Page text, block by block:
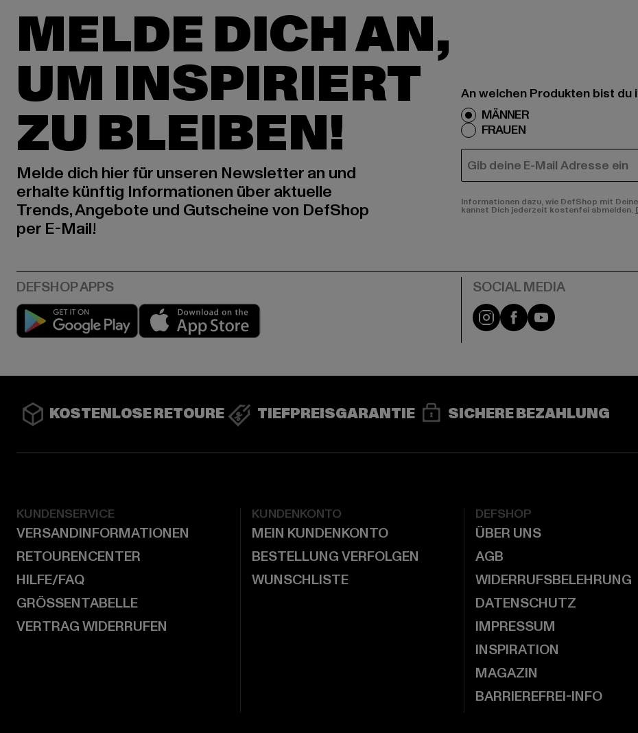
MELDE DICH AN,
UM INSPIRIERT
ZU BLEIBEN!
Melde dich hier für unseren Newsletter an und
erhalte künftig Informationen über aktuelle
Trends, Angebote und Gutscheine von DefShop
per E-Mail!
An welchen Produkten bist
MÄNNER
FRAUEN
E-MAIL
Informationen dazu, wie DefShop mit
kannst Dich jederzeit kostenfei abmelden.
Play market Instagram
FacebookYouTube
KOSTENLOSE RETOURE TIEFPREISGARANTIE SICHERE BEZAHLUNG
KUNDENSERVICE
VERSANDINFORMATIONEN
RETOURENCENTER
HILFE/FAQ
GRÖSSENTABELLE
VERTRAG WIDERRUFEN
KUNDENKONTO
MEIN KUNDENKONTO
BESTELLUNG VERFOLGEN
WUNSCHLISTE
DEFSHOP
ÜBER UNS
AGB
WIDERRUFSBELEHRUNG
DATENSCHUTZ
IMPRESSUM
INSPIRATION
MAGAZIN
BARRIEREFREI-INFO